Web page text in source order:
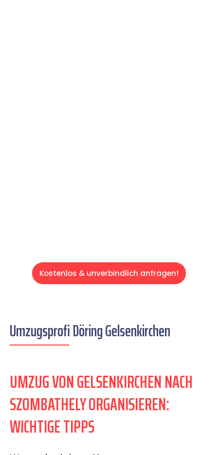
Kostenlos & unverbindlich anfragen!
Umzugsprofi Döring Gelsenkirchen
UMZUG VON GELSENKIRCHEN NACH
SZOMBATHELY ORGANISIEREN:
WICHTIGE TIPPS